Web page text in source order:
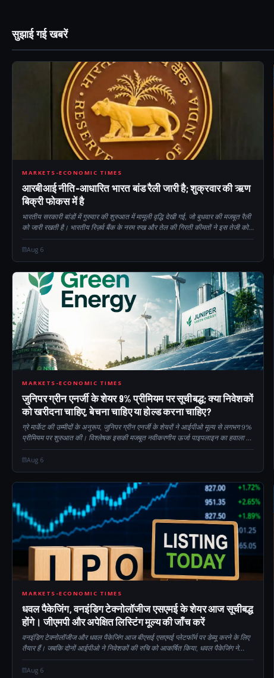
सुझाई गई खबरें
CM
MARKETS-ECONOMIC TIMES
आरबीआई नीति-आधारित भारत बांड रैली जारी है; शुक्रवार की ऋण
बिक्री फोकस में है
भारतीय सरकारी बांडों में गुरुवार की शुरुआत में मामूली वृद्धि देखी गई, जो बुधवार की मजबूत रैली
को जारी रखती है। भारतीय रिज़र्व बैंक के नरम रुख और तेल की गिरती कीमतों ने इस तेजी को
समर्थन दिया। निवेशक सतर्क रहें...
Aug 6
9MARKETS-ECONOMIC TIMES
जुनिपर ग्रीन एनर्जी के शेयर 9% प्रीमियम पर सूचीबद्ध; क्या निवेशकों
को खरीदना चाहिए, बेचना चाहिए या होल्ड करना चाहिए?
ग्रे मार्केट की उम्मीदों के अनुरूप, जुनिपर ग्रीन एनर्जी के शेयरों ने आईपीओ मूल्य से लगभग 9%
प्रीमियम पर शुरुआत की। विश्लेषक इसकी मजबूत नवीकरणीय ऊर्जा पाइपलाइन का हवाला देते
हुए लंबी अवधि के लिए स्टॉक रखने की सलाह देते हैं...
Aug 6
CM
MARKETS-ECONOMIC TIMES
धवल पैकेजिंग, वनइंडिग टेक्नोलॉजीज एसएमई के शेयर आज सूचीबद्ध
होंगे। जीएमपी और अपेक्षित लिस्टिंग मूल्य की जाँच करें
वनइंडिग टेक्नोलॉजीज और धवल पैकेजिंग आज बीएसई एसएमई प्लेटफॉर्म पर डेब्यू करने के लिए
तैयार हैं। जबकि दोनों आईपीओ ने निवेशकों की रुचि को आकर्षित किया, धवल पैकेजिंग ने
मजबूत गति के साथ लिस्टिंग दिवस में प्रवेश किया, जिसे 35.52 गुना का समर्थन मिला...
Aug 6